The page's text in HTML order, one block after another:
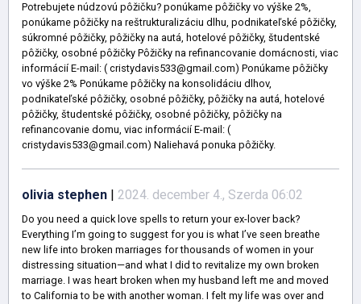
Potrebujete núdzovú pôžičku? ponúkame pôžičky vo výške 2%,
ponúkame pôžičky na reštrukturalizáciu dlhu, podnikateľské pôžičky,
súkromné ​​pôžičky, pôžičky na autá, hotelové pôžičky, študentské
pôžičky, osobné pôžičky Pôžičky na refinancovanie domácnosti, viac
informácií E-mail: ( cristydavis533@gmail.com) Ponúkame pôžičky
vo výške 2% Ponúkame pôžičky na konsolidáciu dlhov,
podnikateľské pôžičky, osobné pôžičky, pôžičky na autá, hotelové
pôžičky, študentské pôžičky, osobné pôžičky, pôžičky na
refinancovanie domu, viac informácií E-mail: (
cristydavis533@gmail.com) Naliehavá ponuka pôžičky.
olivia stephen | 2024. december 4., Szerda 06:02
Do you need a quick love spells to return your ex-lover back?
Everything I’m going to suggest for you is what I’ve seen breathe
new life into broken marriages for thousands of women in your
distressing situation—and what I did to revitalize my own broken
marriage. I was heart broken when my husband left me and moved
to California to be with another woman. I felt my life was over and